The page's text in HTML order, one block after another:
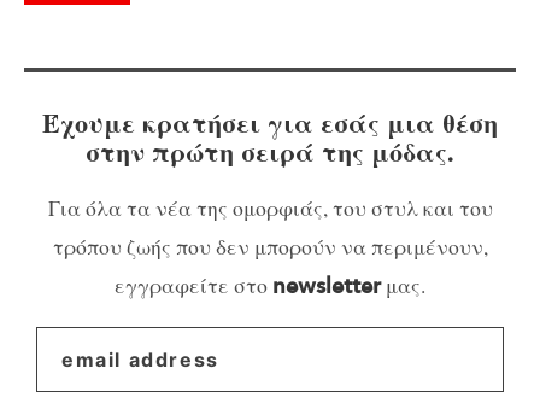
Έχουμε κρατήσει για εσάς μια θέση
στην πρώτη σειρά της μόδας.
Για όλα τα νέα της ομορφιάς, του στυλ και του
τρόπου ζωής που δεν μπορούν να περιμένουν,
εγγραφείτε στο newsletterμας.